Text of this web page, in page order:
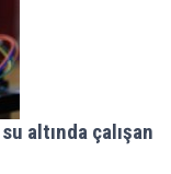
altında çalışan